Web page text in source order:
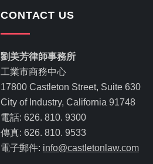
CONTACT US
劉美芳律師事務所
工業市商務中心
17800 Castleton Street, Suite 630
City of Industry, California 91748
電話: 626. 810. 9300
傳真: 626. 810. 9533
電子郵件: info@castletonlaw.com